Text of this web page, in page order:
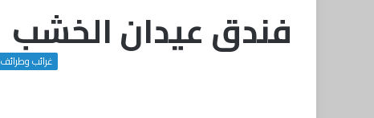
فندق عيدان الخشب
غرائب وطرائف